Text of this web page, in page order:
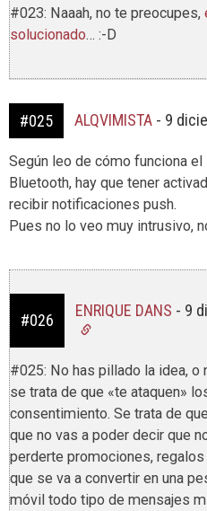
#023: Naaah, no te preocupes,
solucionado… :-D
#025 ALQVIMISTA - 9
Según leo de cómo funciona
Bluetooth, hay que tener
recibir notificaciones push.
Pues no lo veo muy intrusivo,
#026
ENRIQUE DANS - 9
#025: No has pillado la idea, o
se trata de que «te ataquen»
consentimiento. Se trata de
que no vas a poder decir que
perderte promociones,
que se va a convertir en una
móvil todo tipo de mensajes